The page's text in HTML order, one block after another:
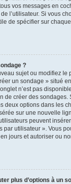
vos messages en
l’utilisateur. Si vous
de spécifier sur
?
sujet ou modifiez le
un sondage » situé
n’est pas
de créer des sondages.
deux options dans les
sur une nouvelle
peuvent
par utilisateur ». Vous
jours et autoriser ou
plus d’options à un